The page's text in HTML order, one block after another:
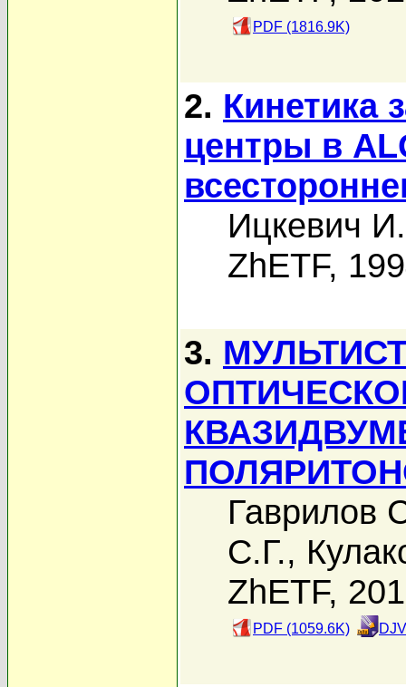
PDF (1816.9K)
2. Кинетика
центры в
Ицкевич
ZhETF,
3.
Гаврилов
С.Г.,
ZhETF,
PDF (1059.6K)